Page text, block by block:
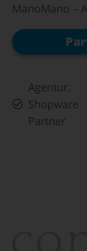
ManoMano –
Agentur,
Shopware
Partner